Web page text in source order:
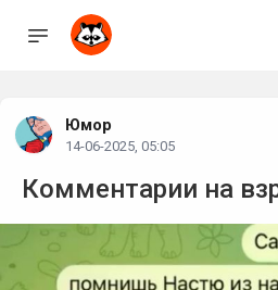
Юмор
14-06-2025, 05:05
Комментарии на